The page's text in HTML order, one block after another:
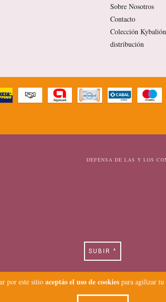
por este sitio aceptás el uso de cookiespara agilizar tu
Sobre Nosotros
Contacto
Colección Kybalión
distribución
DEFENSA DE LAS Y LOS
SUBIR ^